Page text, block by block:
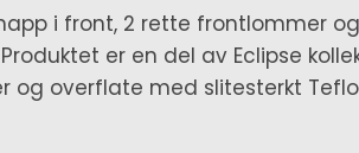
i front, 2 rette frontlommer
er en del av Eclipse
overflate med slitesterkt